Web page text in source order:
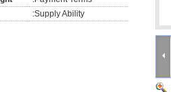
Supply Ability: